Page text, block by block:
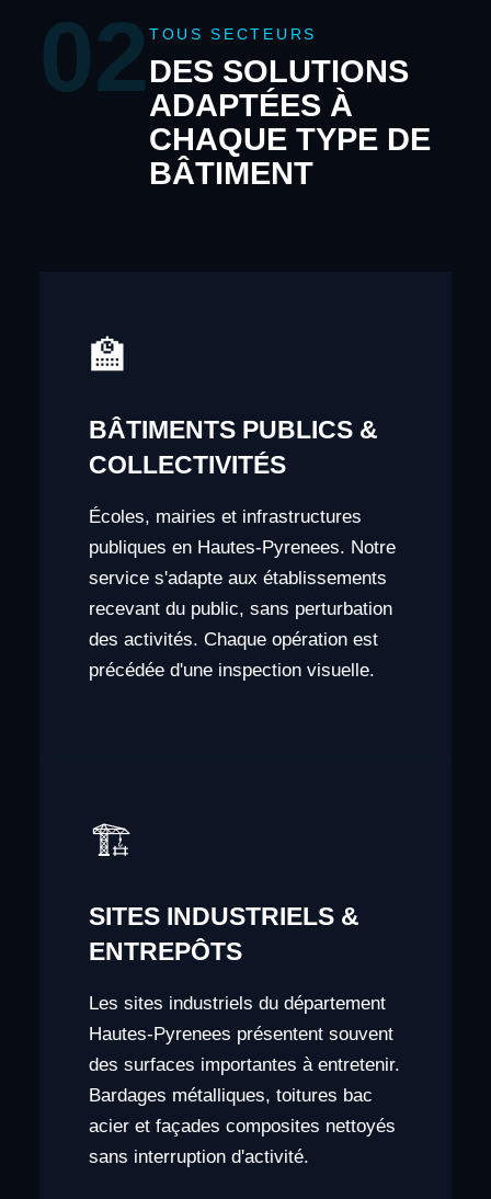
02 TOUS SECTEURS
DES SOLUTIONS
ADAPTÉES À
CHAQUE TYPE DE
BÂTIMENT
🏫
BÂTIMENTS PUBLICS &
COLLECTIVITÉS
Écoles, mairies et infrastructures
publiques en Hautes-Pyrenees. Notre
service s'adapte aux établissements
recevant du public, sans perturbation
des activités. Chaque opération est
précédée d'une inspection visuelle.
🏗️
SITES INDUSTRIELS &
ENTREPÔTS
Les sites industriels du département
Hautes-Pyrenees présentent souvent
des surfaces importantes à entretenir.
Bardages métalliques, toitures bac
acier et façades composites nettoyés
sans interruption d'activité.